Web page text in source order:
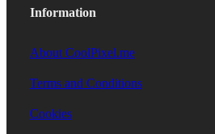
Information
About CoolPixel.me
Terms and Conditions
Cookies